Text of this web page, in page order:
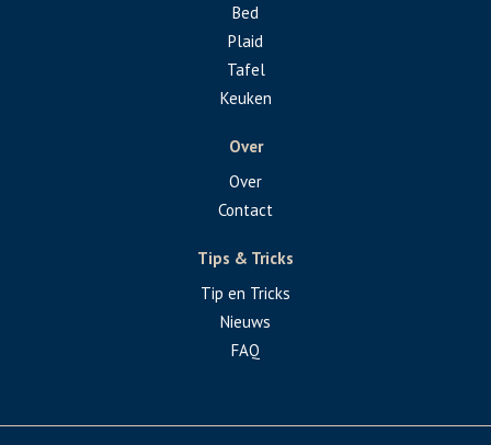
Bed
Plaid
Tafel
Keuken
Over
Over
Contact
Tips & Tricks
Tip en Tricks
Nieuws
FAQ